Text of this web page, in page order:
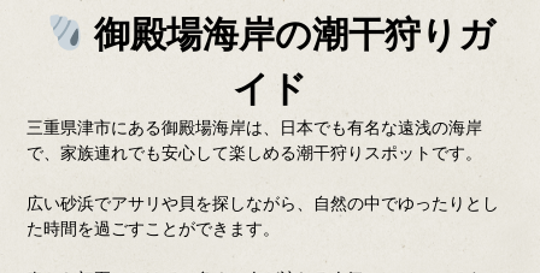
御殿場海岸の潮干狩りガ
イド
三重県津市にある御殿場海岸は、日本でも有名な遠浅の海岸
で、家族連れでも安心して楽しめる潮干狩りスポットです。
広い砂浜でアサリや貝を探しながら、自然の中でゆったりとし
た時間を過ごすことができます。